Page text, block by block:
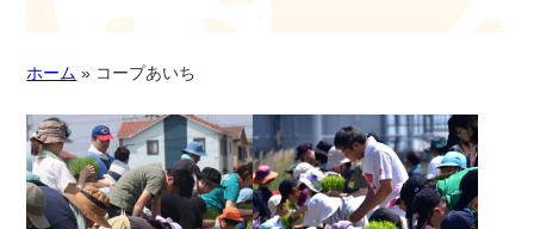
ホーム » コープあいち